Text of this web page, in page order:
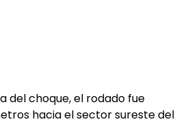
del choque, el rodado fue
hacia el sector sureste del